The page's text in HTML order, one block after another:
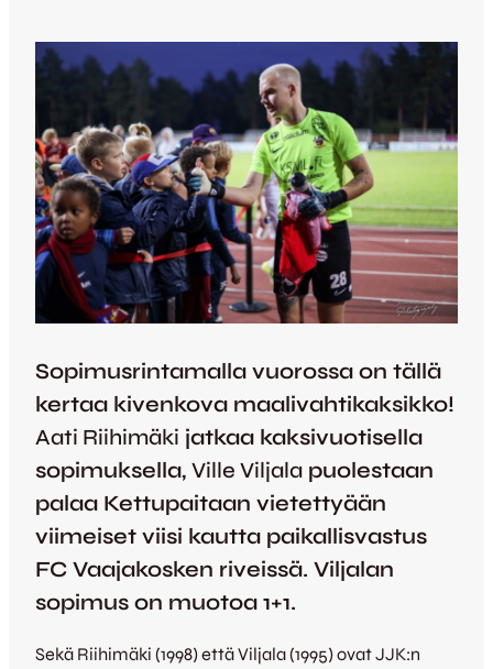
Sopimusrintamalla vuorossa on tällä
kertaa kivenkova maalivahtikaksikko!
Aati Riihimäki jatkaa kaksivuotisella
sopimuksella, Ville Viljala puolestaan
palaa Kettupaitaan vietettyään
viimeiset viisi kautta paikallisvastus
FC Vaajakosken riveissä. Viljalan
sopimus on muotoa 1+1.
Sekä Riihimäki (1998) että Viljala (1995) ovat JJK:n